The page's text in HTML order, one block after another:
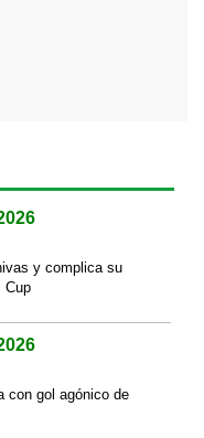
y complica su
Cup
con gol agónico de